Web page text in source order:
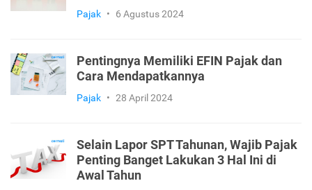
Pajak • 6 Agustus 2024
Pentingnya Memiliki EFIN Pajak dan
Cara Mendapatkannya
Pajak • 28 April 2024
Selain Lapor SPT Tahunan, Wajib Pajak
Penting Banget Lakukan 3 Hal Ini di
Awal Tahun